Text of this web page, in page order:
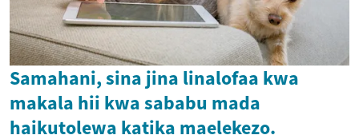
Samahani, sina jina linalofaa kwa
makala hii kwa sababu mada
haikutolewa katika maelekezo.